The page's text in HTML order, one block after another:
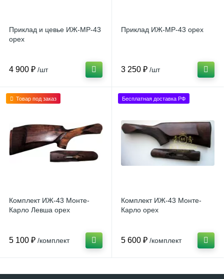
Приклад и цевье ИЖ-МР-43
орех
4 900 ₽ /шт
Приклад ИЖ-МР-43 орех
3 250 ₽ /шт
Товар под заказ
Комплект ИЖ-43 Монте-
Карло Левша орех
5 100 ₽ /комплект
Бесплатная доставка РФ
Комплект ИЖ-43 Монте-
Карло орех
5 600 ₽ /комплект